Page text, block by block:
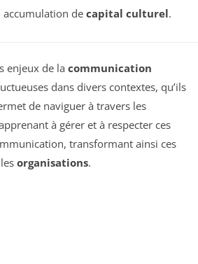
accumulation de capital culturel.
enjeux de la communication
dans divers contextes, qu’ils
de naviguer à travers les
à gérer et à respecter ces
transformant ainsi ces
organisations.